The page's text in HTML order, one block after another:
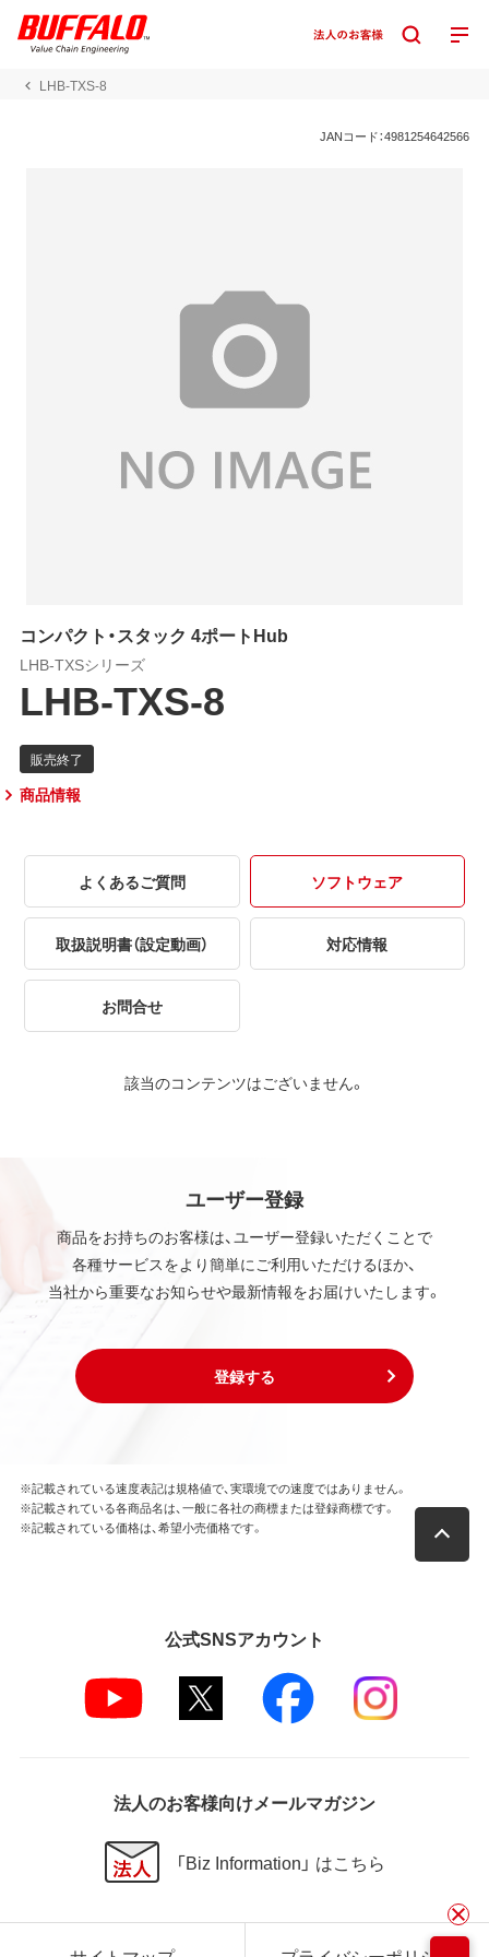
LHB-TXS-8
JANコード：4981254642566
コンパクト・スタック 4ポートHub
LHB-TXSシリーズ
LHB-TXS-8
商品情報
よくあるご質問 ソフトウェア
取扱説明書（設定動画） 対応情報
お問合せ
該当のコンテンツはございません。
ユーザー登録
商品をお持ちのお客様は、ユーザー登録いただくことで
各種サービスをより簡単にご利用いただけるほか、
当社から重要なお知らせや最新情報をお届けいたします。
登録する
※記載されている速度表記は規格値で、実環境での速度ではありません。
※記載されている各商品名は、一般に各社の商標または登録商標です。
※記載されている価格は、希望小売価格です。
公式SNSアカウント
法人のお客様向けメールマガジン
「Biz Information」 はこちら